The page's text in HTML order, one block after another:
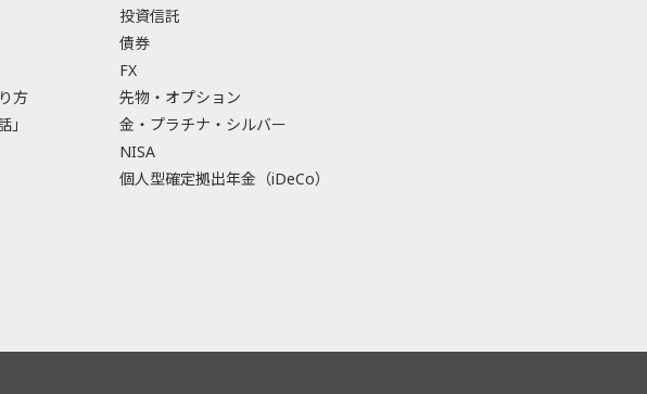
方
投資信託
債券
FX
先物・オプション
金・プラチナ・シルバー
NISA
個人型確定拠出年金（iDeCo）